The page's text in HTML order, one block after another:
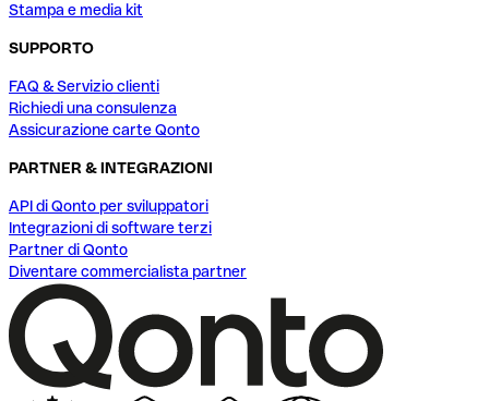
Stampa e media kit
SUPPORTO
FAQ & Servizio clienti
Richiedi una consulenza
Assicurazione carte Qonto
PARTNER & INTEGRAZIONI
API di Qonto per sviluppatori
Integrazioni di software terzi
Partner di Qonto
Diventare commercialista partner